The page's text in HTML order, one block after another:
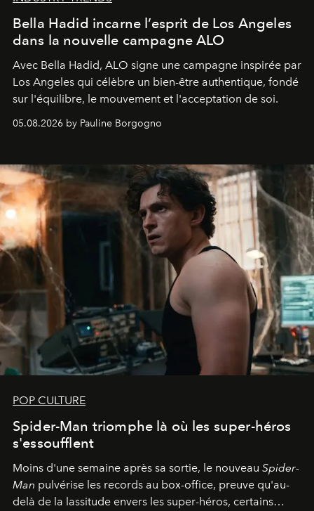
Bella Hadid incarne l’esprit de Los Angeles
dans la nouvelle campagne ALO
Avec Bella Hadid, ALO signe une campagne inspirée par
Los Angeles qui célèbre un bien-être authentique, fondé
sur l'équilibre, le mouvement et l'acceptation de soi.
05.08.2026 by Pauline Borgogno
POP CULTURE
Spider-Man triomphe là où les super-héros
s'essoufflent
Moins d'une semaine après sa sortie, le nouveau Spider-
Man pulvérise les records au box-office, preuve qu'au-
delà de la lassitude envers les super-héros, certains